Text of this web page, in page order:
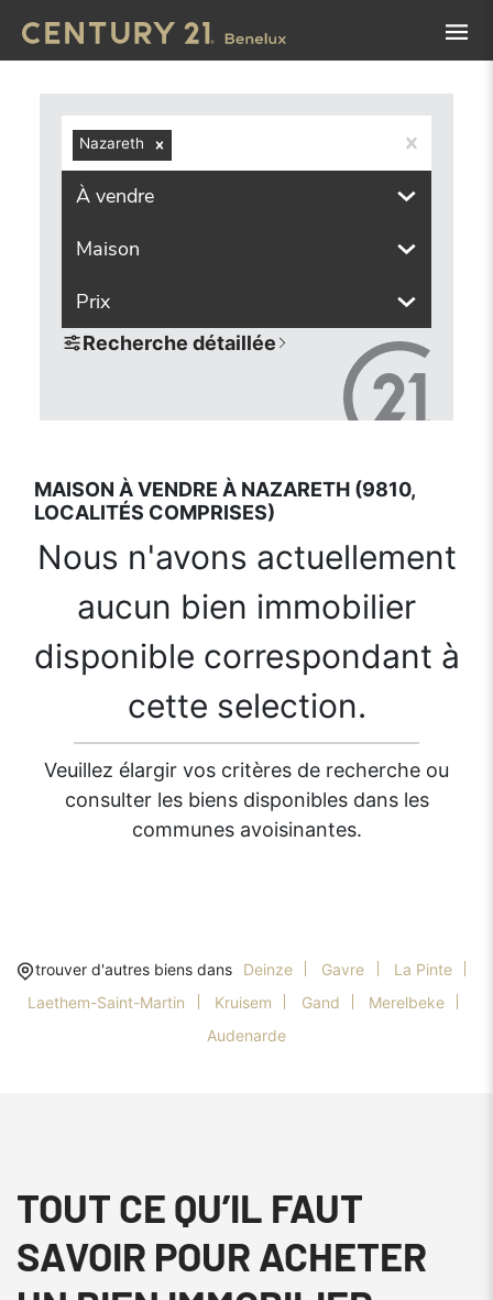
Nazareth
À vendre
Maison
Prix
Recherche détaillée
MAISON À VENDRE À NAZARETH (9810,
LOCALITÉS COMPRISES)
Nous n'avons actuellement
aucun bien immobilier
disponible correspondant à
cette selection.
Veuillez élargir vos critères de recherche ou
consulter les biens disponibles dans les
communes avoisinantes.
trouver d'autres biens dans Deinze Gavre
La Pinte
Laethem-Saint-Martin
Kruisem Gand
Merelbeke
Audenarde
TOUT CE QU’IL FAUT
SAVOIR POUR ACHETER